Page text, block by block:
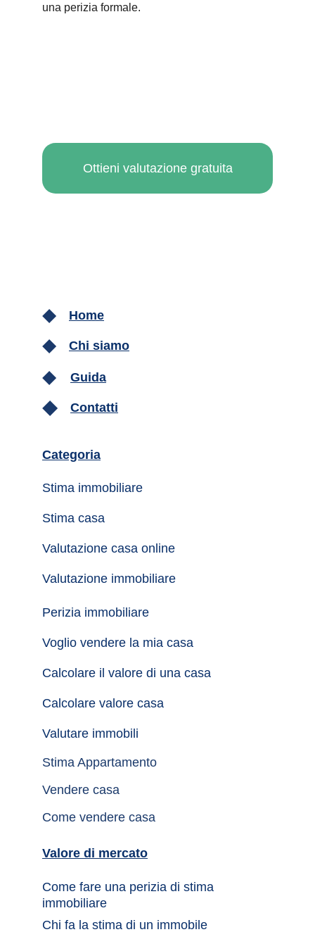
Ottieni valutazione gratuita
una perizia formale.
Home
Guida
Contatti
Chi siamo
Categoria
Stima immobiliare
Stima casa
Valutazione casa online
Valutazione immobiliare
Valore di mercato
Come fare una perizia di stima
immobiliare
Perizia immobiliare
Stima Appartamento
Vendere casa
Come vendere casa
Voglio vendere la mia casa
Calcolare il valore di una casa
Calcolare valore casa
Valutare immobili